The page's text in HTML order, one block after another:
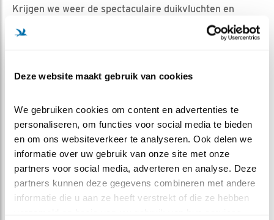
Deze website maakt gebruik van cookies
We gebruiken cookies om content en advertenties te
personaliseren, om functies voor social media te bieden
en om ons websiteverkeer te analyseren. Ook delen we
informatie over uw gebruik van onze site met onze
partners voor social media, adverteren en analyse. Deze
partners kunnen deze gegevens combineren met andere
informatie die u aan ze heeft verstrekt of die ze hebben
Krijgen we weer de spectaculaire duikvluchten en
boommarterbezoeken? Wij vinden het net zo spannend
als jullie, en gaan er eens goed voor zitten. Welkom bij
Bewaar deze blog
Visarend
Alle Beleef de
Lente blogs
DEEL DIT BERICHT